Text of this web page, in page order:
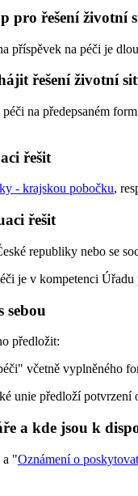
pro řešení životní
příspěvek na péči je
řešení životní
péči na předepsaném
řešit
- krajskou pobočku,
řešit
republiky nebo se
je v kompetenci Úřadu
sebou
předložit:
včetně vyplněného
unie předloží
a kde jsou k
a "Oznámení o